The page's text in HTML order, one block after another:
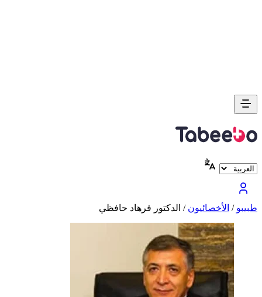
طبیبو / الأخصائيون / الدكتور فرهاد حافظي